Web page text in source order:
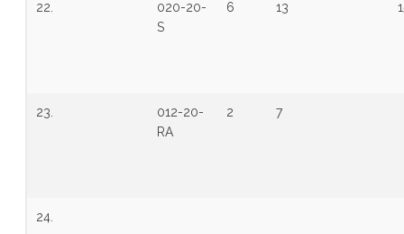
22.
020-20-
S
6 13
23.
012-20-
RA
2 7
24.